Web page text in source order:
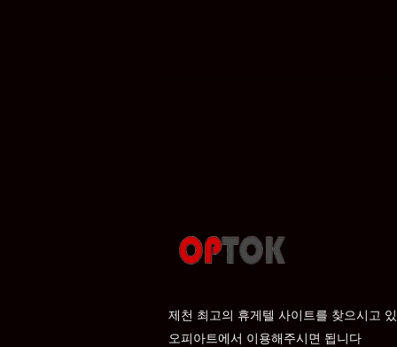
제천 최고의 휴게텔 사이트를 찾으시고
​오피아트에서 이용해주시면 됩니다